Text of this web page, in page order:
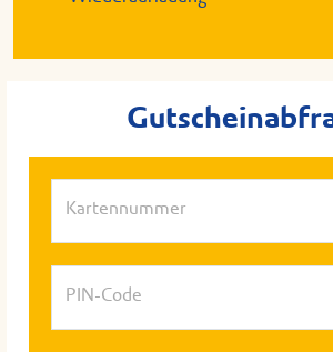
Kartennummer
PIN-Code